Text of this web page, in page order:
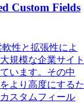
Custom Fields
軟性と拡張性によ
規模な企業サイト
います。その中
より高度にするた
スタムフィール